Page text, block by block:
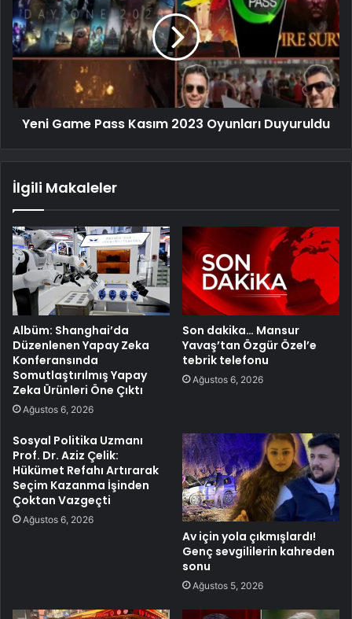
Yeni Game Pass Kasım 2023 Oyunları Duyuruldu
İlgili Makaleler
Albüm: Shanghai’da
Düzenlenen Yapay Zeka
Konferansında
Somutlaştırılmış Yapay
Zeka Ürünleri Öne Çıktı
Ağustos 6, 2026
Son dakika… Mansur
Yavaş’tan Özgür Özel’e
tebrik telefonu
Ağustos 6, 2026
Sosyal Politika Uzmanı
Prof. Dr. Aziz Çelik:
Hükümet Refahı Artırarak
Seçim Kazanma İşinden
Çoktan Vazgeçti
Ağustos 6, 2026
Av için yola çıkmışlardı!
Genç sevgililerin kahreden
sonu
Ağustos 5, 2026